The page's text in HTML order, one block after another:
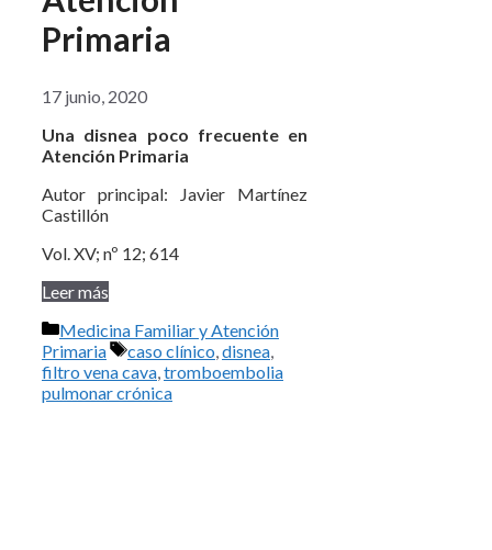
Primaria
17 junio, 2020
Una disnea poco frecuente en
Atención Primaria
Autor principal: Javier Martínez
Castillón
Vol. XV; nº 12; 614
Leer más
Categorías
Medicina Familiar y Atención
Primaria
Etiquetas
caso clínico,disnea,
filtro vena cava,tromboembolia
pulmonar crónica